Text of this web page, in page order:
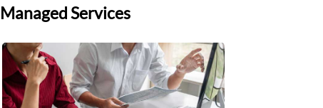
Managed Services